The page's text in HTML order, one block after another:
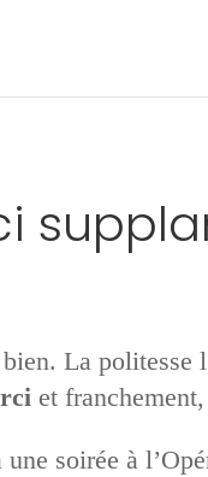
La politesse
et
soirée à